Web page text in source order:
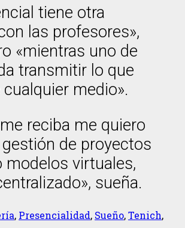
tiene otra
las profesores»,
«mientras uno de
transmitir lo que
medio».
reciba me quiero
de proyectos
modelos virtuales,
sueña.
, Presencialidad, Sueño,Tenich,